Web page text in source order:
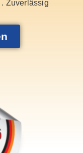
Zuverlässig